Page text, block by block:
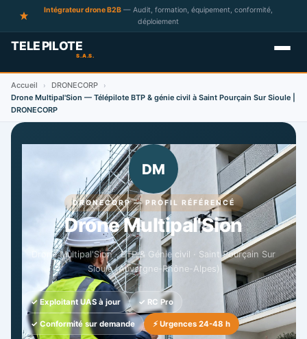
Intégrateur drone B2B — Audit, formation, équipement, conformité,
déploiement
Accueil › DRONECORP ›
Drone Multipal'Sion — Télépilote BTP & génie civil à Saint Pourçain Sur Sioule |
DRONECORP
DM
DRONECORP — PROFIL RÉFÉRENCÉ
Drone Multipal'Sion
Drone Multipal'Sion · BTP & Génie civil · Saint Pourçain Sur
Sioule (Auvergne-Rhône-Alpes)
✓ Exploitant UAS à jour ✓ RC Pro
✓ Conformité sur demande ⚡ Urgences 24-48 h